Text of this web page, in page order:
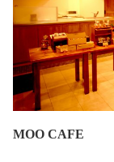
MOO CAFE